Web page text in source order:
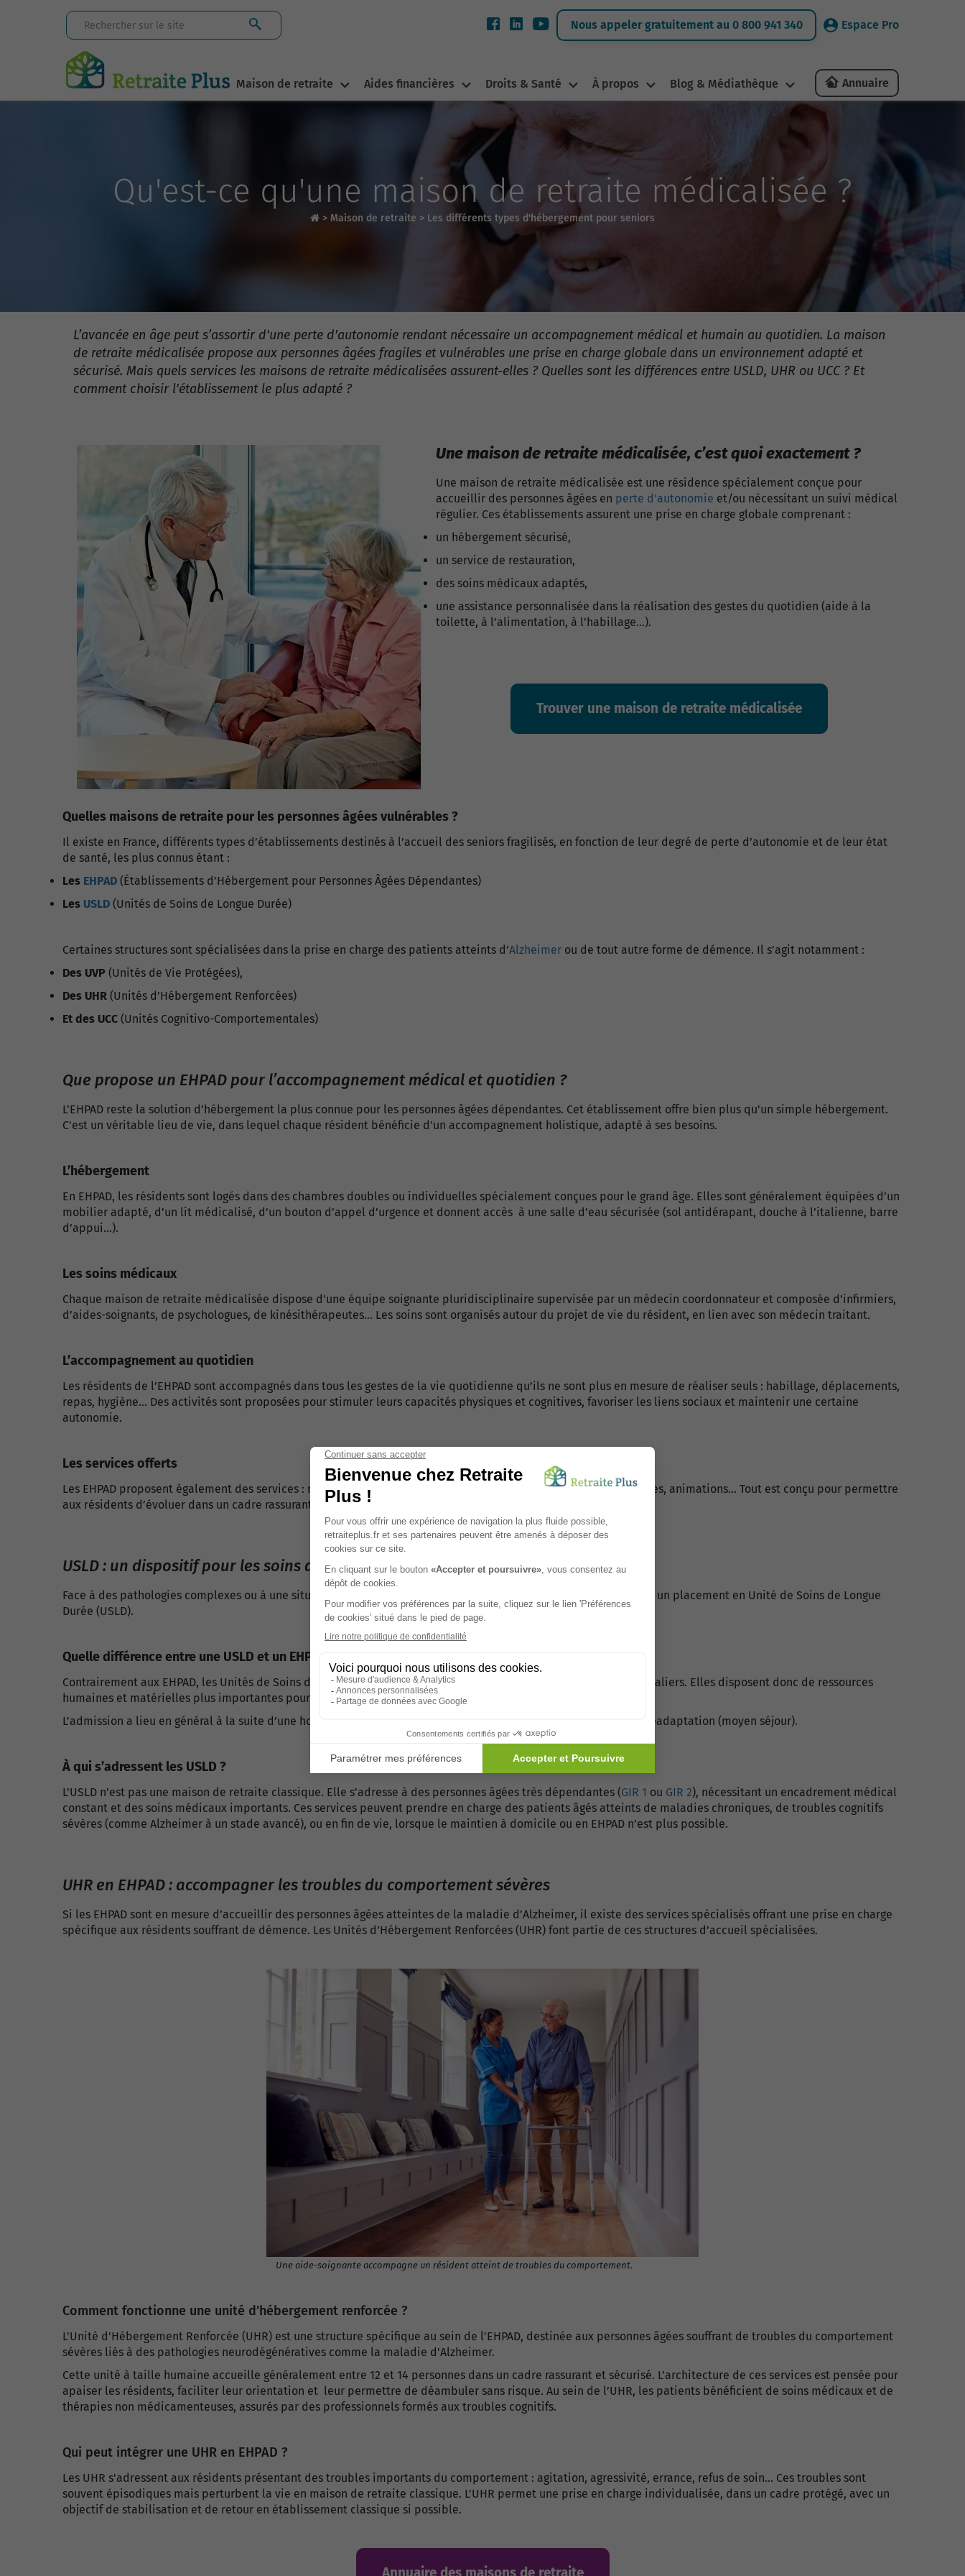
Nous appeler gratuitement au 0 800 941 340 Espace Pro
Maison de retraite Aides financières Droits & Santé À propos Blog & Médiathèque Annuaire
Qu'est-ce qu'une maison de retraite médicalisée ?
> Maison de retraite > Les différents types d'hébergement pour seniors
L’avancée en âge peut s’assortir d'une perte d'autonomie rendant nécessaire un accompagnement médical et humain au quotidien. La maison
de retraite médicalisée propose aux personnes âgées fragiles et vulnérables une prise en charge globale dans un environnement adapté et
sécurisé. Mais quels services les maisons de retraite médicalisées assurent-elles ? Quelles sont les différences entre USLD, UHR ou UCC ? Et
comment choisir l'établissement le plus adapté ?
Une maison de retraite médicalisée, c’est quoi exactement ?
Une maison de retraite médicalisée est une résidence spécialement conçue pour
accueillir des personnes âgées en perte d'autonomie et/ou nécessitant un suivi médical
régulier. Ces établissements assurent une prise en charge globale comprenant :
un hébergement sécurisé,
un service de restauration,
des soins médicaux adaptés,
une assistance personnalisée dans la réalisation des gestes du quotidien (aide à la
toilette, à l’alimentation, à l’habillage…).
Trouver une maison de retraite médicalisée
Quelles maisons de retraite pour les personnes âgées vulnérables ?
Il existe en France, différents types d’établissements destinés à l’accueil des seniors fragilisés, en fonction de leur degré de perte d’autonomie et de leur état
de santé, les plus connus étant :
Les EHPAD (Établissements d’Hébergement pour Personnes Âgées Dépendantes)
Les USLD (Unités de Soins de Longue Durée)
Certaines structures sont spécialisées dans la prise en charge des patients atteints d’Alzheimer ou de tout autre forme de démence. Il s’agit notamment :
Des UVP (Unités de Vie Protégées),
Des UHR (Unités d’Hébergement Renforcées)
Et des UCC (Unités Cognitivo-Comportementales)
Que propose un EHPAD pour l’accompagnement médical et quotidien ?
L’EHPAD reste la solution d’hébergement la plus connue pour les personnes âgées dépendantes. Cet établissement offre bien plus qu'un simple hébergement.
C'est un véritable lieu de vie, dans lequel chaque résident bénéficie d'un accompagnement holistique, adapté à ses besoins.
L’hébergement
En EHPAD, les résidents sont logés dans des chambres doubles ou individuelles spécialement conçues pour le grand âge. Elles sont généralement équipées d’un
mobilier adapté, d’un lit médicalisé, d’un bouton d’appel d’urgence et donnent accès à une salle d’eau sécurisée (sol antidérapant, douche à l’italienne, barre
d’appui…).
Les soins médicaux
Chaque maison de retraite médicalisée dispose d'une équipe soignante pluridisciplinaire supervisée par un médecin coordonnateur et composée d’infirmiers,
d’aides-soignants, de psychologues, de kinésithérapeutes... Les soins sont organisés autour du projet de vie du résident, en lien avec son médecin traitant.
L’accompagnement au quotidien
Les résidents de l’EHPAD sont accompagnés dans tous les gestes de la vie quotidienne qu’ils ne sont plus en mesure de réaliser seuls : habillage, déplacements,
repas, hygiène… Des activités sont proposées pour stimuler leurs capacités physiques et cognitives, favoriser les liens sociaux et maintenir une certaine
autonomie.
Les services offerts
Les EHPAD proposent également des services : restauration, ménage, entretien des parties communes et privatives, animations... Tout est conçu pour permettre
aux résidents d’évoluer dans un cadre rassurant, stimulant et sécurisé.
USLD : un dispositif pour les soins de longue durée
Face à des pathologies complexes ou à une situation de dépendance lourde, il est parfois nécessaire d’envisager un placement en Unité de Soins de Longue
Durée (USLD).
Quelle différence entre une USLD et un EHPAD ?
Contrairement aux EHPAD, les Unités de Soins de Longue Durée (USLD) sont adossées à des établissements hospitaliers. Elles disposent donc de ressources
humaines et matérielles plus importantes pour prendre en charge des situations complexes.
L’admission a lieu en général à la suite d’une hospitalisation ou d’un passage en service de soins de suite et de réadaptation (moyen séjour).
À qui s’adressent les USLD ?
L’USLD n’est pas une maison de retraite classique. Elle s’adresse à des personnes âgées très dépendantes (GIR 1 ou GIR 2), nécessitant un encadrement médical
constant et des soins médicaux importants. Ces services peuvent prendre en charge des patients âgés atteints de maladies chroniques, de troubles cognitifs
sévères (comme Alzheimer à un stade avancé), ou en fin de vie, lorsque le maintien à domicile ou en EHPAD n’est plus possible.
UHR en EHPAD : accompagner les troubles du comportement sévères
Si les EHPAD sont en mesure d’accueillir des personnes âgées atteintes de la maladie d’Alzheimer, il existe des services spécialisés offrant une prise en charge
spécifique aux résidents souffrant de démence. Les Unités d’Hébergement Renforcées (UHR) font partie de ces structures d’accueil spécialisées.
Une aide-soignante accompagne un résident atteint de troubles du comportement.
Comment fonctionne une unité d’hébergement renforcée ?
L'Unité d'Hébergement Renforcée (UHR) est une structure spécifique au sein de l'EHPAD, destinée aux personnes âgées souffrant de troubles du comportement
sévères liés à des pathologies neurodégénératives comme la maladie d'Alzheimer.
Cette unité à taille humaine accueille généralement entre 12 et 14 personnes dans un cadre rassurant et sécurisé. L’architecture de ces services est pensée pour
apaiser les résidents, faciliter leur orientation et leur permettre de déambuler sans risque. Au sein de l’UHR, les patients bénéficient de soins médicaux et de
thérapies non médicamenteuses, assurés par des professionnels formés aux troubles cognitifs.
Qui peut intégrer une UHR en EHPAD ?
Les UHR s'adressent aux résidents présentant des troubles importants du comportement : agitation, agressivité, errance, refus de soin... Ces troubles sont
souvent épisodiques mais perturbent la vie en maison de retraite classique. L'UHR permet une prise en charge individualisée, dans un cadre protégé, avec un
objectif de stabilisation et de retour en établissement classique si possible.